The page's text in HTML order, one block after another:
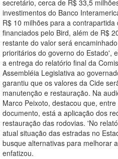
secretário, cerca de R$ 33,5
investimentos do Banco
R$ 10 milhões para a
financiados pelo Bird, além de R$
restante do valor será
prioritários do governo do Estado',
a entrega do relatório final da
Assembléia Legislativa ao
garantiu que os valores da Cide
manutenção e restauração. Na
Marco Peixoto, destacou que,
documento, está a aplicação dos
restauração das rodovias. 'No
atual situação das estradas no
busque alternativas para melhorar
enfatizou.